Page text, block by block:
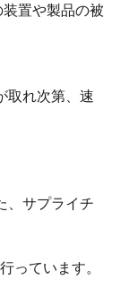
置や製品の被
取れ次第、速
、サプライチ
っています。